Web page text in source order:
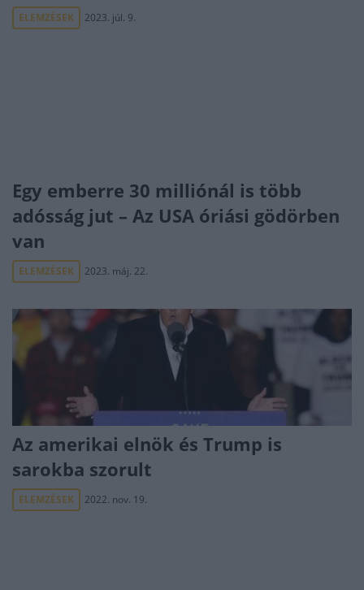
ELEMZÉSEK 2023. júl. 9.
Egy emberre 30 milliónál is több
adósság jut – Az USA óriási gödörben
van
ELEMZÉSEK 2023. máj. 22.
Az amerikai elnök és Trump is
sarokba szorult
ELEMZÉSEK 2022. nov. 19.